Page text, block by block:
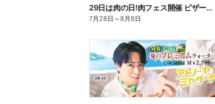
29日は肉の日!肉フェス開催 ピザーラ自慢の肉ピザが今だけお得!
7月28日 ～8月8日